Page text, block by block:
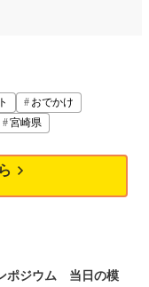
おでかけ
宮崎県
ポジウム 当日の模